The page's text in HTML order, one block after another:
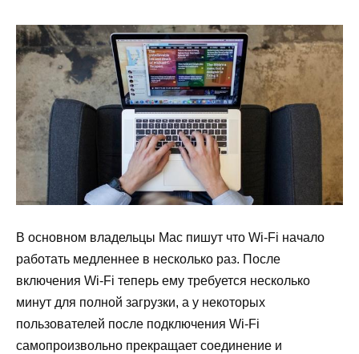
В основном владельцы Mac пишут что Wi-Fi начало
работать медленнее в несколько раз. После
включения Wi-Fi теперь ему требуется несколько
минут для полной загрузки, а у некоторых
пользователей после подключения Wi-Fi
самопроизвольно прекращает соединение и